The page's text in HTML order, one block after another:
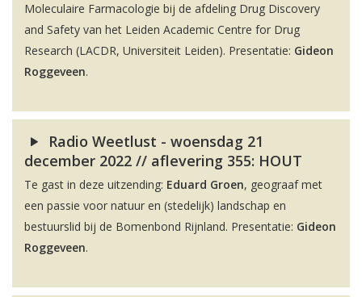
Moleculaire Farmacologie bij de afdeling Drug Discovery
and Safety van het Leiden Academic Centre for Drug
Research (LACDR, Universiteit Leiden). Presentatie: Gideon
Roggeveen.
Radio Weetlust - woensdag 21
december 2022 // aflevering 355: HOUT
Te gast in deze uitzending: Eduard Groen, geograaf met
een passie voor natuur en (stedelijk) landschap en
bestuurslid bij de Bomenbond Rijnland. Presentatie: Gideon
Roggeveen.